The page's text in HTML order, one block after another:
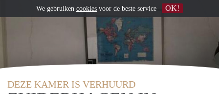
DEZE KAMER IS VERHUURD
We gebruiken cookies voor de beste service OK!